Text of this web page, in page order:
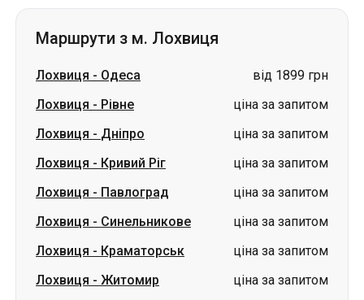
Маршрути з м. Лохвиця
Лохвиця - Одеса
від 1899 грн
Лохвиця - Рівне
ціна за запитом
Лохвиця - Дніпро
ціна за запитом
Лохвиця - Кривий Ріг
ціна за запитом
Лохвиця - Павлоград
ціна за запитом
Лохвиця - Синельникове
ціна за запитом
Лохвиця - Краматорськ
ціна за запитом
Лохвиця - Житомир
ціна за запитом